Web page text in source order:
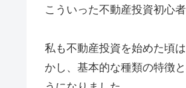
こういった不動産投資初心
私も不動産投資を始めた頃
かし、基本的な種類の特徴